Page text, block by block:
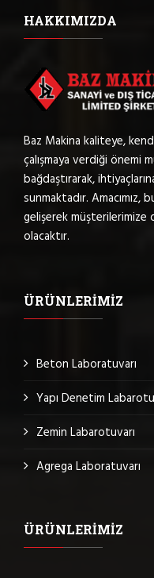
HAKKIMIZDA
Baz Makina kaliteye,
çalışmaya verdiği önemi
bağdaştırarak,
sunmaktadır.
gelişerek müşterilerimize
olacaktır.
ÜRÜNLERIMIZ
Beton Laboratuvarı
Yapı Denetim
Zemin Labarotuvarı
Agrega Laboratuvarı
ÜRÜNLERIMIZ